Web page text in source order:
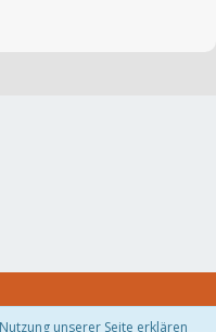
unserer Seite erklären